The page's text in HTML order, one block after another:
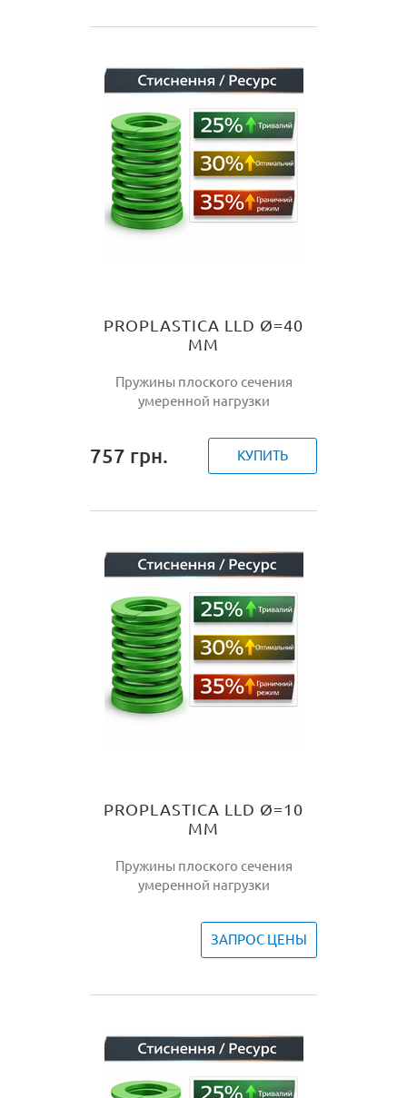
PROPLASTICA LLD Ø=40
ММ
Пружины плоского сечения
умеренной нагрузки
757 грн. КУПИТЬ
PROPLASTICA LLD Ø=10
ММ
Пружины плоского сечения
умеренной нагрузки
ЗАПРОС ЦЕНЫ